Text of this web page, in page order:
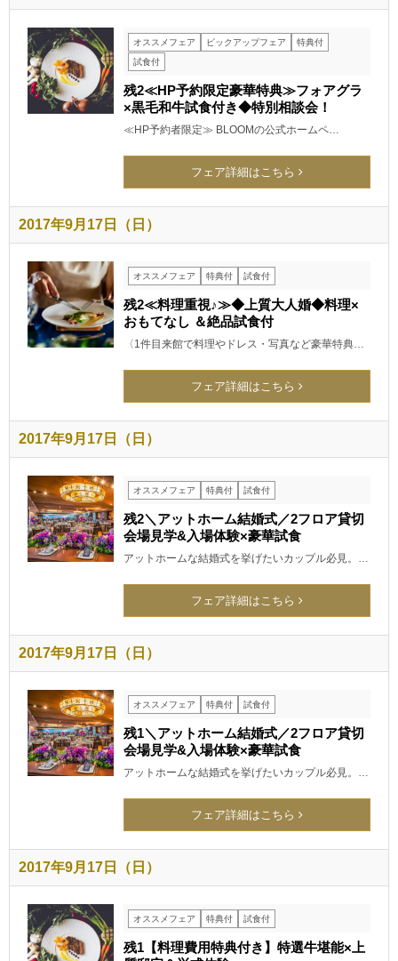
オススメフェア ピックアップフェア
特典付
試食付
残2≪HP予約限定豪華特典≫フォアグラ
×黒毛和牛試食付き◆特別相談会！
≪HP予約者限定≫ BLOOMの公式ホームペ…
フェア詳細はこちら
2017年9月17日（日）
オススメフェア 特典付 試食付
残2≪料理重視♪≫◆上質大人婚◆料理×
おもてなし ＆絶品試食付
〈1件目来館で料理やドレス・写真など豪華特典…
フェア詳細はこちら
2017年9月17日（日）
オススメフェア 特典付 試食付
残2＼アットホーム結婚式／2フロア貸切
会場見学&入場体験×豪華試食
アットホームな結婚式を挙げたいカップル必見。…
フェア詳細はこちら
2017年9月17日（日）
オススメフェア 特典付 試食付
残1＼アットホーム結婚式／2フロア貸切
会場見学&入場体験×豪華試食
アットホームな結婚式を挙げたいカップル必見。…
フェア詳細はこちら
2017年9月17日（日）
オススメフェア 特典付 試食付
残1【料理費用特典付き】特選牛堪能×上